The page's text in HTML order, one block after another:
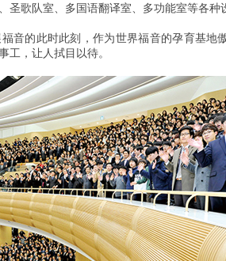
歌队室、多国语翻译室、多功能室等各种
音的此时此刻，作为世界福音的孕育基地
工，让人拭目以待。